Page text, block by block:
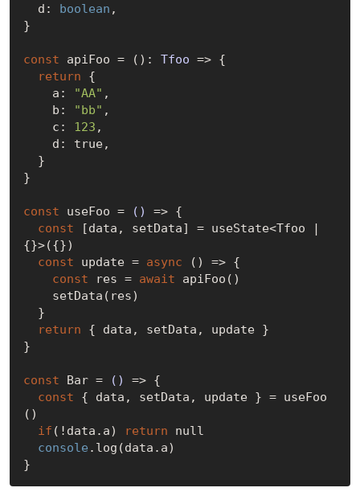
  d:
boolean ,
}
const apiFoo = (): Tfoo => {
return {
    a:
"AA" ,
    b:
"bb" ,
    c:
123 ,
    d:
true,
}
const useFoo = () => {
const [data, setData] = useState<Tfoo |
{}>({})
const update = async () => {
const res = await apiFoo()
return { data, setData, update }
}
const Bar = () => {
const { data, setData, update } = useFoo
()
if (!data.a) return
null
console .log(data.a)